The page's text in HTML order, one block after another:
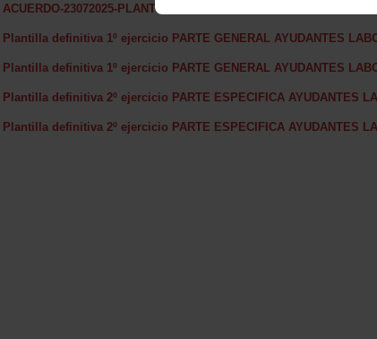
ACUERDO-23072025-PLANTILLA DEFINITIVA
Plantilla definitiva 1º ejercicio PARTE GENERAL AYUDANTES
Plantilla definitiva 1º ejercicio PARTE GENERAL AYUDANTES
Plantilla definitiva 2º ejercicio PARTE ESPECIFICA AYUDANTES
Plantilla definitiva 2º ejercicio PARTE ESPECIFICA AYUDANTES